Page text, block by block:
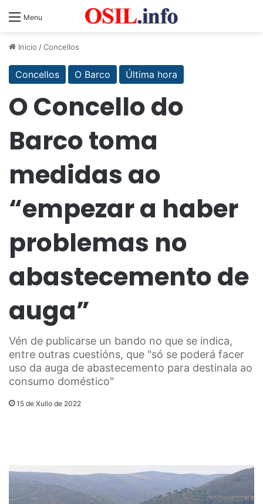
Menu
Inicio /Concellos
Concellos O Barco Última hora
O Concello do
Barco toma
medidas ao
“empezar a haber
problemas no
abastecemento de
auga”
Vén de publicarse un bando no que se indica,
entre outras cuestións, que "só se poderá facer
uso da auga de abastecemento para destinala ao
consumo doméstico"
15 de Xullo de 2022